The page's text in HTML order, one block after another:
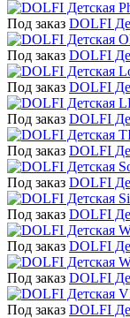
Под заказ DOLFI
Под заказ DOLFI
Под заказ DOLFI
Под заказ DOLFI
Под заказ DOLFI
Под заказ DOLFI
Под заказ DOLFI
Под заказ DOLFI
Под заказ DOLFI
Под заказ DOLFI